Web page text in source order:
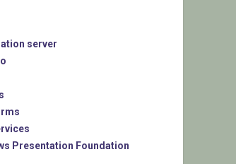
server
Presentation Foundation